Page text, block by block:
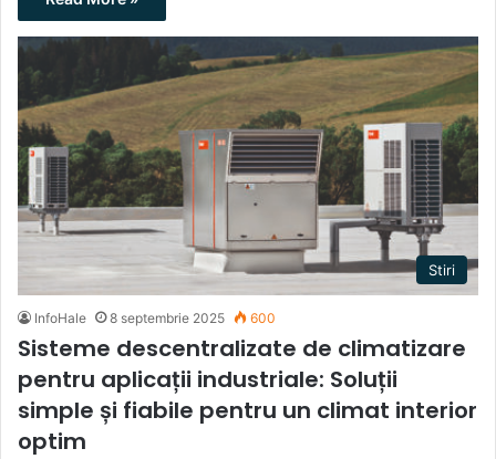
Stiri
InfoHale 8 septembrie 2025 600
Sisteme descentralizate de climatizare
pentru aplicații industriale: Soluții
simple și fiabile pentru un climat interior
optim